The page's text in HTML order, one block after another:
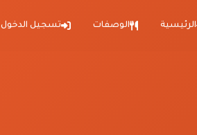
الرئيسية الوصفات تسجيل الدخول